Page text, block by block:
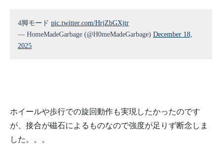
4脚モード pic.twitter.com/HrjZbGXjtr
— HomeMadeGarbage (@H0meMadeGarbage) December 18,
2025
ホイールや歩行での旋回動作も実現したかったのです
が、接合が磁石によるものなので強度が足りず断念しま
した。。。